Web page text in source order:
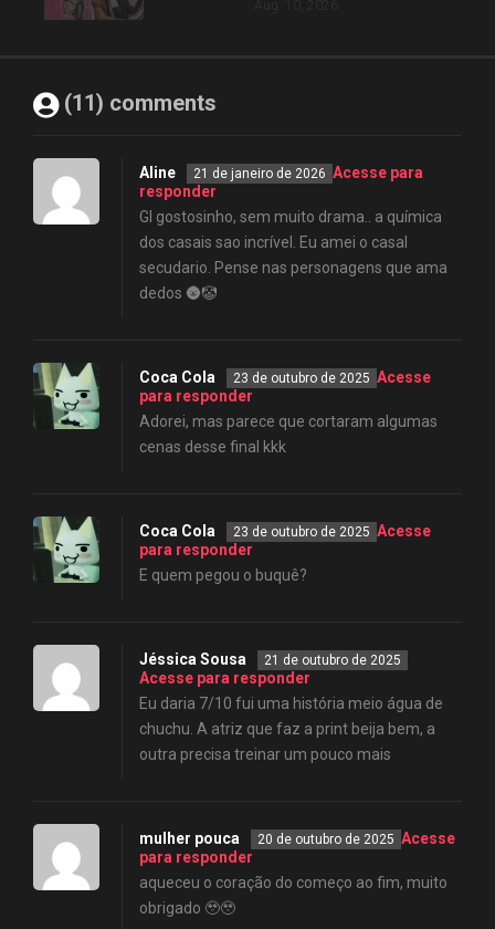
(11) comments
Aline 21 de janeiro de 2026 Acesse para
responder
Gl gostosinho, sem muito drama.. a química
dos casais sao incrível. Eu amei o casal
secudario. Pense nas personagens que ama
dedos 🌚🤡
Coca Cola 23 de outubro de 2025 Acesse
para responder
Adorei, mas parece que cortaram algumas
cenas desse final kkk
Coca Cola 23 de outubro de 2025 Acesse
para responder
E quem pegou o buquê?
Jéssica Sousa 21 de outubro de 2025
Acesse para responder
Eu daria 7/10 fui uma história meio água de
chuchu. A atriz que faz a print beija bem, a
outra precisa treinar um pouco mais
mulher pouca 20 de outubro de 2025 Acesse
para responder
aqueceu o coração do começo ao fim, muito
obrigado 🥹🥹